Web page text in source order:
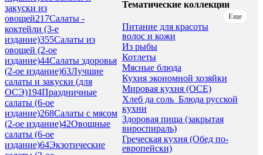
закуски из
овощей217Салаты -
коктейли (3-е
издание)355Салаты из
овощей (2-ое
издание)44Салаты здоровья
(2-ое издание)63Лучшие
салаты и закуски (для
ОСЭ)194Праздничные
салаты (6-ое
издание)268Салаты с мясом
(2-ое издание)42Овощные
салаты (6-ое
издание)64Экзотические
Тематические коллекции
Еще
Питание для красоты
волос и кожи
Из рыбы
Котлеты
Мясные блюда
Кухня экономной хозяйки
Мировая кухня (ОСЕ)
Хлеб да соль_Блюда русской
кухни
Здоровая пища (закрытая
вироспираль)
Греческая кухня (Обед по-
европейски)